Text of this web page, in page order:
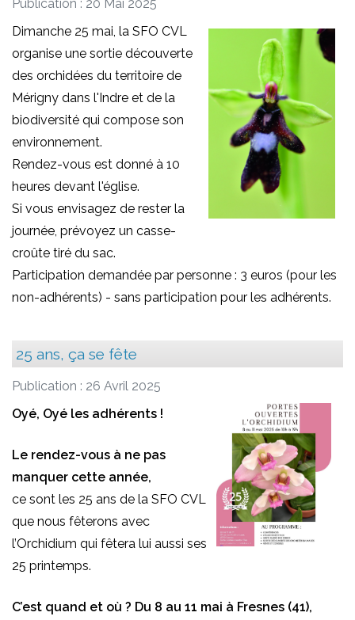
Publication : 20 Mai 2025
Dimanche 25 mai, la SFO CVL
organise une sortie découverte
des orchidées du territoire de
Mérigny dans l'Indre et de la
biodiversité qui compose son
environnement.
Rendez-vous est donné à 10
heures devant l'église.
Si vous envisagez de rester la
journée, prévoyez un casse-
croûte tiré du sac.
Participation demandée par personne : 3 euros (pour les
non-adhérents) - sans participation pour les adhérents.
25 ans, ça se fête
Publication : 26 Avril 2025
Oyé, Oyé les adhérents !
Le rendez-vous à ne pas
manquer cette année,
ce sont les 25 ans de la SFO CVL
que nous fêterons avec
l’Orchidium qui fêtera lui aussi ses
25 printemps.
C’est quand et où ? Du 8 au 11 mai à Fresnes (41),